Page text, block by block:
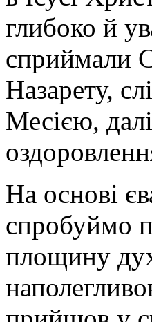
глибоко й
сприймали
Назарету,
Месією,
На основі
спробуймо
площину